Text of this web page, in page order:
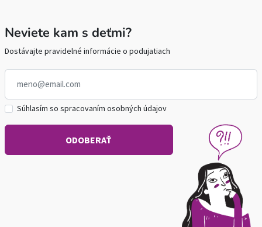
Neviete kam s deťmi?
Dostávajte pravidelné informácie o podujatiach
Súhlasím so spracovaním osobných údajov